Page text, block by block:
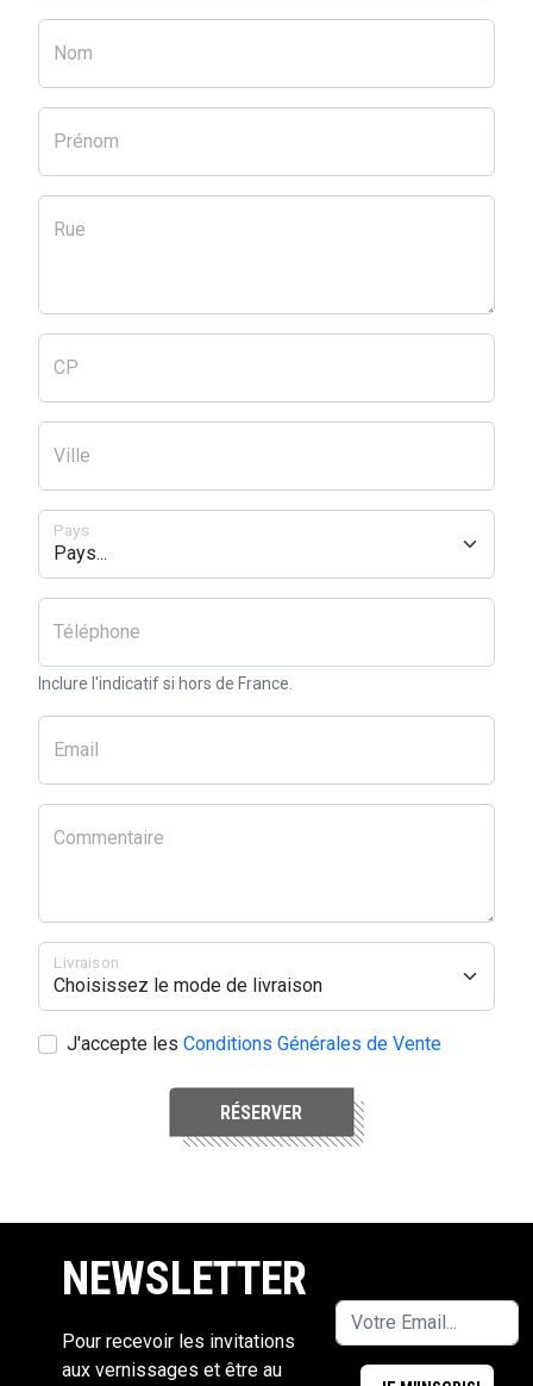
Nom
Prénom
Rue
CP
Ville
Pays
Téléphone
Inclure l'indicatif si hors de France.
Email
Commentaire
Livraison
J'accepte les Conditions Générales de Vente
RÉSERVER
NEWSLETTER
Pour recevoir les invitations
aux vernissages et être au